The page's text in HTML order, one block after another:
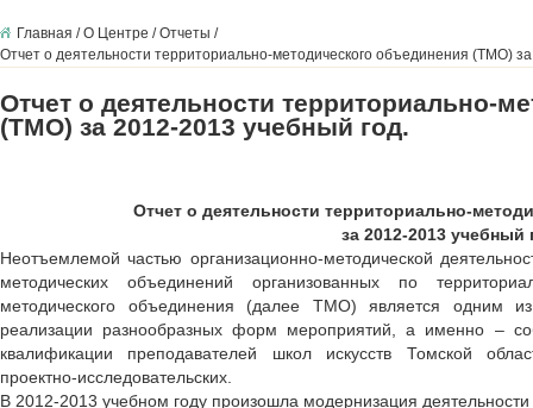
Главная /О Центре /Отчеты /
Отчет о деятельности территориально-методического объединения (ТМО)
Отчет о деятельности территориально-
(ТМО) за 2012-2013 учебный год.
Отчет о деятельности территориально-
за 2012-2013 учебный
Неотъемлемой частью организационно-методической
методических объединений организованных по
методического объединения (далее ТМО) является одним
реализации разнообразных форм мероприятий, а именно –
квалификации преподавателей школ искусств Томской
проектно-исследовательских.
В 2012-2013 учебном году произошла модернизация